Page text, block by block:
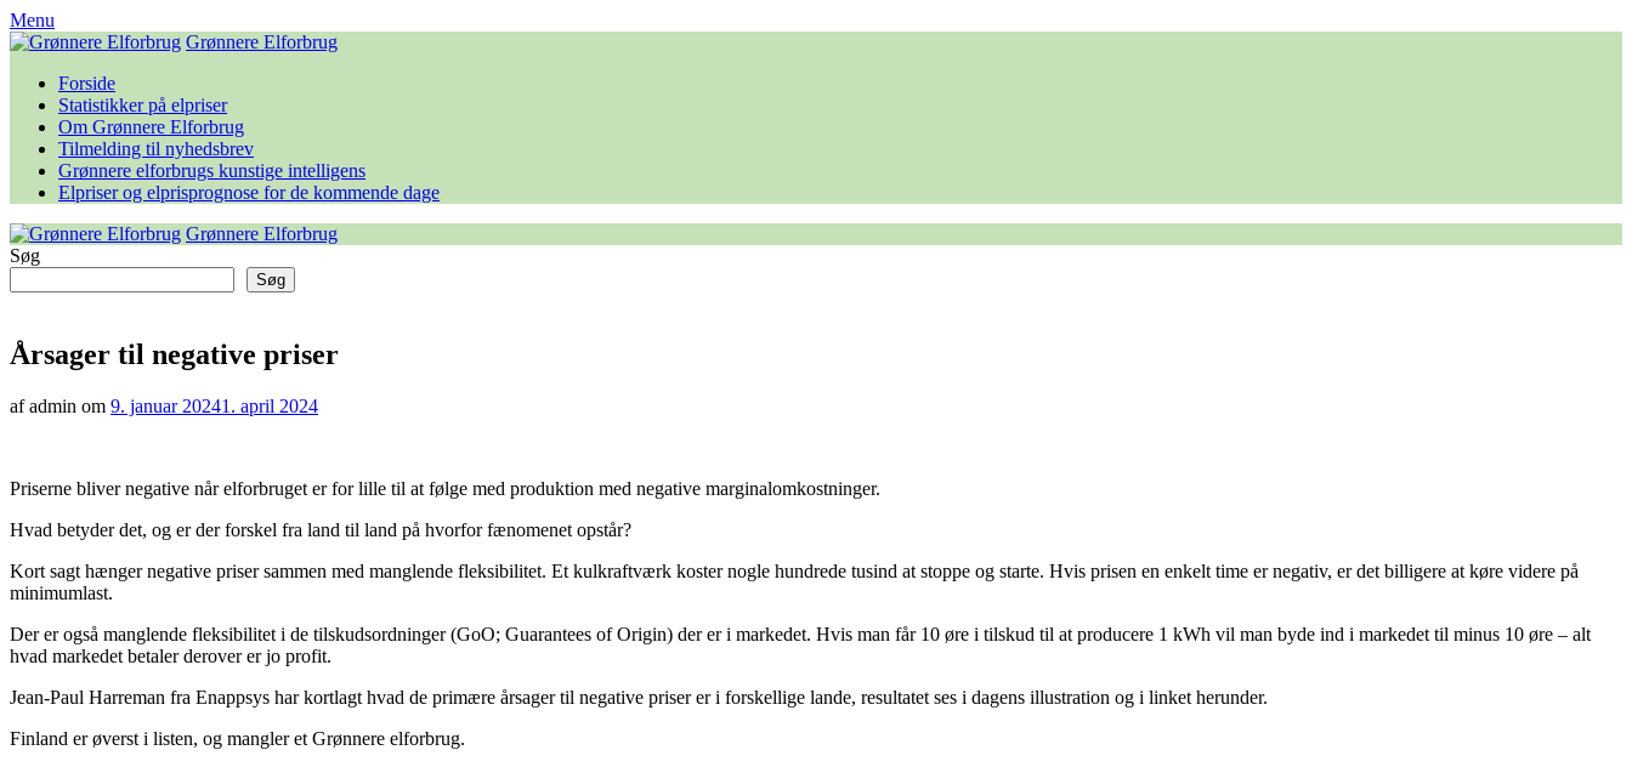
Skip
to
Menu
Grønnere Elforbrug
Forside
Statistikker på elpriser
Om Grønnere Elforbrug
Tilmelding til nyhedsbrev
Grønnere elforbrugs kunstige intelligens
Elpriser og elprisprognose for de kommende dage
Grønnere Elforbrug
Søg
Søg
Årsager til negative priser
af admin om 9. januar 20241. april 2024
Priserne bliver negative når elforbruget er for lille til at følge med produktion med negative marginalomkostninger.
Hvad betyder det, og er der forskel fra land til land på hvorfor fænomenet opstår?
Kort sagt hænger negative priser sammen med manglende fleksibilitet. Et kulkraftværk koster nogle hundrede tusind at stoppe og starte. Hvis prisen en enkelt time er negativ, er det billigere at køre videre på
minimumlast.
Der er også manglende fleksibilitet i de tilskudsordninger (GoO; Guarantees of Origin) der er i markedet. Hvis man får 10 øre i tilskud til at producere 1 kWh vil man byde ind i markedet til minus 10 øre – alt
hvad markedet betaler derover er jo profit.
Jean-Paul Harreman fra Enappsys har kortlagt hvad de primære årsager til negative priser er i forskellige lande, resultatet ses i dagens illustration og i linket herunder.
Finland er øverst i listen, og mangler et Grønnere elforbrug.